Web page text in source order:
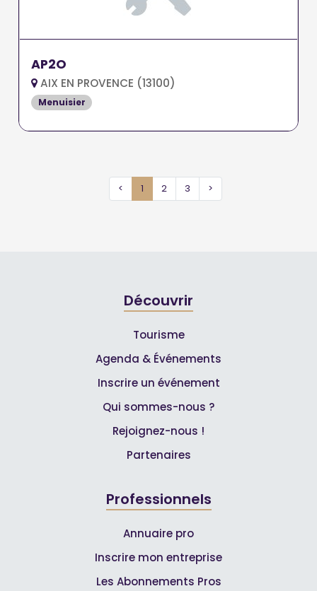
AP2O
AIX EN PROVENCE (13100)
Menuisier
< 1 2 3 >
Découvrir
Tourisme
Agenda & Événements
Inscrire un événement
Qui sommes-nous ?
Rejoignez-nous !
Partenaires
Professionnels
Annuaire pro
Inscrire mon entreprise
Les Abonnements Pros